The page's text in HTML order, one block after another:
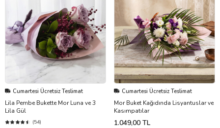
Cumartesi Ücretsiz Teslimat
Lila Pembe Bukette Mor Luna ve 3
Lila Gül
(54)
Cumartesi Ücretsiz Teslimat
Mor Buket Kağıdında Lisyantuslar ve
Kasımpatılar
1.049,00 TL